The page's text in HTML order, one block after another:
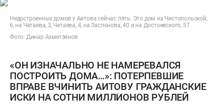
Недостроенных домов у Аитова сейчас пять. Это дом на Чистопольской,
6, на Четаева, 3, Четаева, 4, на Заслонова, 40 и на Достоевского, 57
Фото: Динар Ахметзянов
«ОН ИЗНАЧАЛЬНО НЕ НАМЕРЕВАЛСЯ
ПОСТРОИТЬ ДОМА…»: ПОТЕРПЕВШИЕ
ВПРАВЕ ВЧИНИТЬ АИТОВУ ГРАЖДАНСКИЕ
ИСКИ НА СОТНИ МИЛЛИОНОВ РУБЛЕЙ